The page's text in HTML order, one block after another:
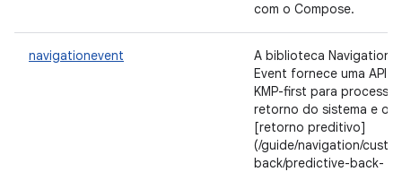
com o Compose.
navigationevent
A biblioteca Navigation
Event fornece uma API
KMP-first para
retorno do sistema e o
[retorno preditivo]
(/guide/navigation/
back/predictive-back-